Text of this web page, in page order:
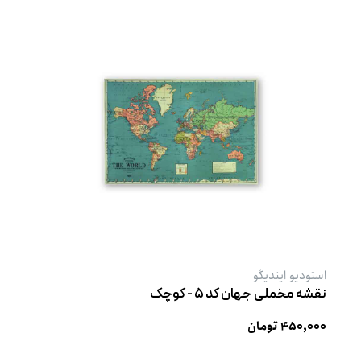
استودیو ایندیگو
نقشه مخملی جهان کد ۵ - کوچک
۴۵۰,۰۰۰ تومان